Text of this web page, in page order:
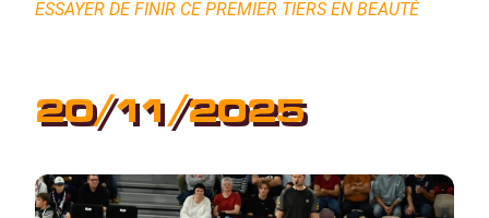
ESSAYER DE FINIR CE PREMIER TIERS EN BEAUTÉ
20/11/2025